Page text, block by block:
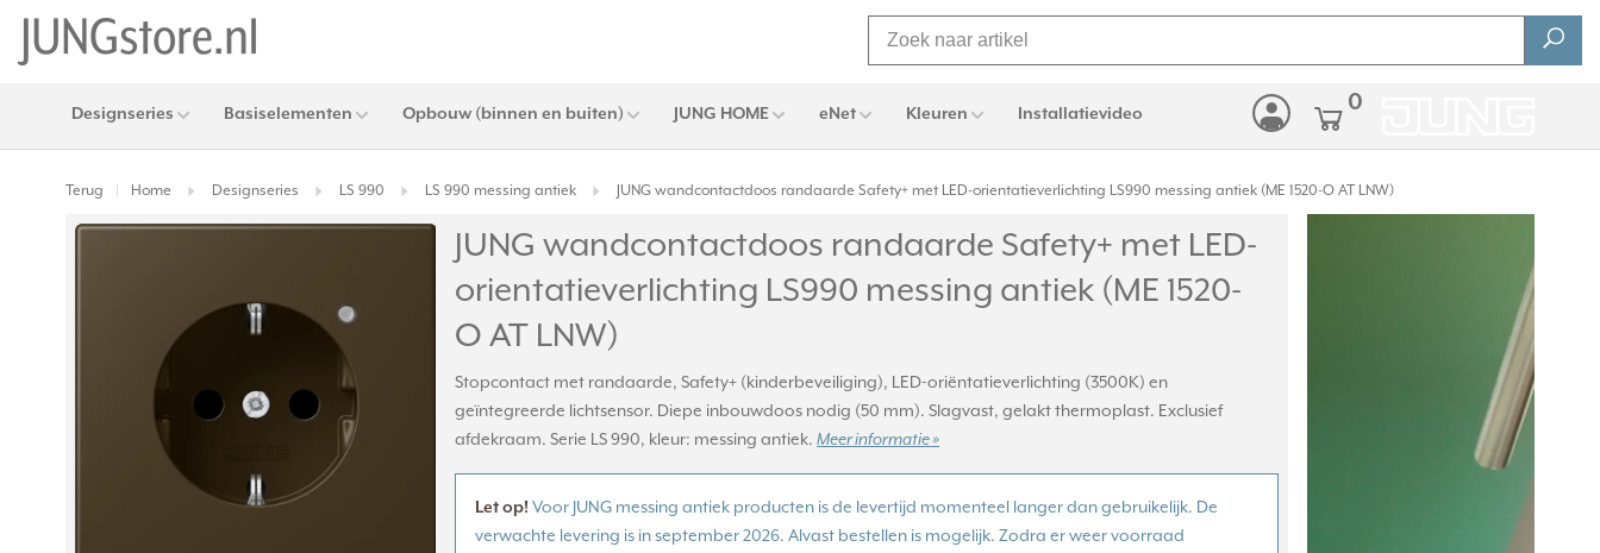
Designseries Basiselementen Opbouw (binnen en buiten) JUNG HOME eNet Kleuren Installatievideo 0
Terug Home Designseries LS 990 LS 990 messing antiek JUNG wandcontactdoos randaarde Safety+ met LED-orientatieverlichting LS990 messing antiek (ME 1520-O AT LNW)
JUNG wandcontactdoos randaarde Safety+ met LED-
orientatieverlichting LS990 messing antiek (ME 1520-
O AT LNW)
Stopcontact met randaarde, Safety+ (kinderbeveiliging), LED-oriëntatieverlichting (3500K) en
geïntegreerde lichtsensor. Diepe inbouwdoos nodig (50 mm). Slagvast, gelakt thermoplast. Exclusief
afdekraam. Serie LS 990, kleur: messing antiek.Meer informatie »
Let op!Voor JUNG messing antiek producten is de levertijd momenteel langer dan gebruikelijk. De
verwachte levering is in september 2026. Alvast bestellen is mogelijk. Zodra er weer voorraad